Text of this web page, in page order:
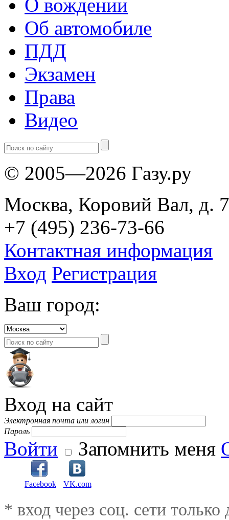
О вождении
Об автомобиле
ПДД
Экзамен
Права
Видео
© 2005—2026 Газу.ру
Москва, Коровий Вал, д.
+7 (495) 236-73-66
Контактная информация
Вход Регистрация
Ваш город:
Вход на сайт
Электронная почта или логин
Пароль
Войти Запомнить меня
Facebook VK.com
* вход через соц. сети